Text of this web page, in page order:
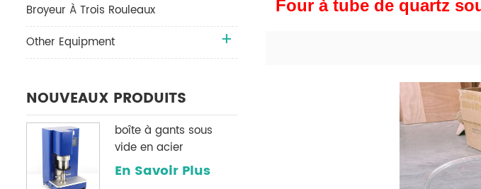
Four à tube de quartz
Broyeur À Trois Rouleaux
Other Equipment
NOUVEAUX PRODUITS
boîte à gants sous
vide en acier
inoxydable h2o & O2
En Savoir Plus